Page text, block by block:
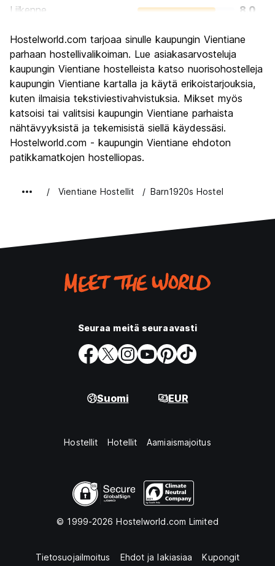
Liikenne
8.0
Kulttuuri
Yöelämä
7.4
Rahanarvoinen
8.2
Hostelworld.com tarjoaa sinulle kaupungin Vientiane
parhaan hostellivalikoiman. Lue asiakasarvosteluja
kaupungin Vientiane hostelleista katso nuorisohostelleja
kaupungin Vientiane kartalla ja käytä erikoistarjouksia,
kuten ilmaisia tekstiviestivahvistuksia. Mikset myös
katsoisi tai valitsisi kaupungin Vientiane parhaista
nähtävyyksistä ja tekemisistä siellä käydessäsi.
Hostelworld.com - kaupungin Vientiane ehdoton
patikkamatkojen hostelliopas.
Vientiane Hostellit Barn1920s Hostel
Seuraa meitä seuraavasti
Suomi EUR
Hostellit Hotellit Aamiaismajoitus
© 1999-2026 Hostelworld.com Limited
Tietosuojailmoitus Ehdot ja lakiasiaa Kupongit